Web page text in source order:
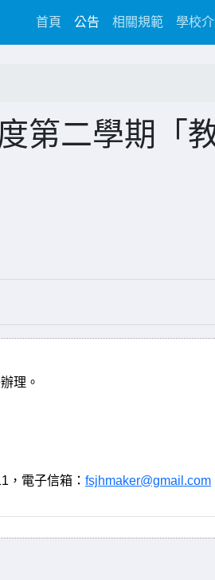
首頁 (current)
公告 相關規範 學校
第二學期「
辦理。
，電子信箱： fsjhmaker@gmail.com